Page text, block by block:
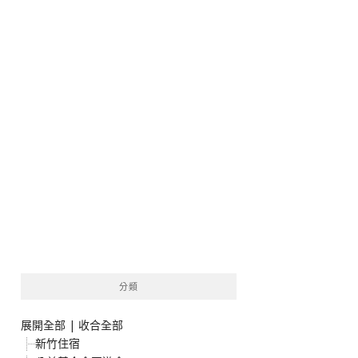
分類
展開全部 | 收合全部
新竹住宿